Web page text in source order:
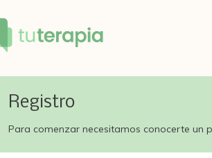
Registro
Para comenzar necesitamos conocerte un